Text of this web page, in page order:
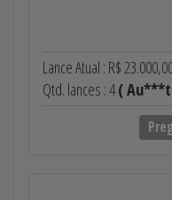
Lance Atual : R$
Qtd. lances : 4(